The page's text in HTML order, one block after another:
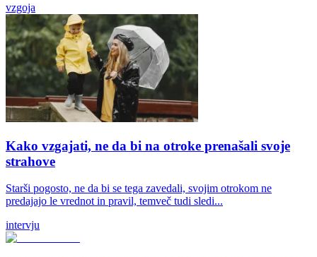
vzgoja
Kako vzgajati, ne da bi na otroke prenašali svoje
strahove
Starši pogosto, ne da bi se tega zavedali, svojim otrokom ne
predajajo le vrednot in pravil, temveč tudi sledi...
intervju